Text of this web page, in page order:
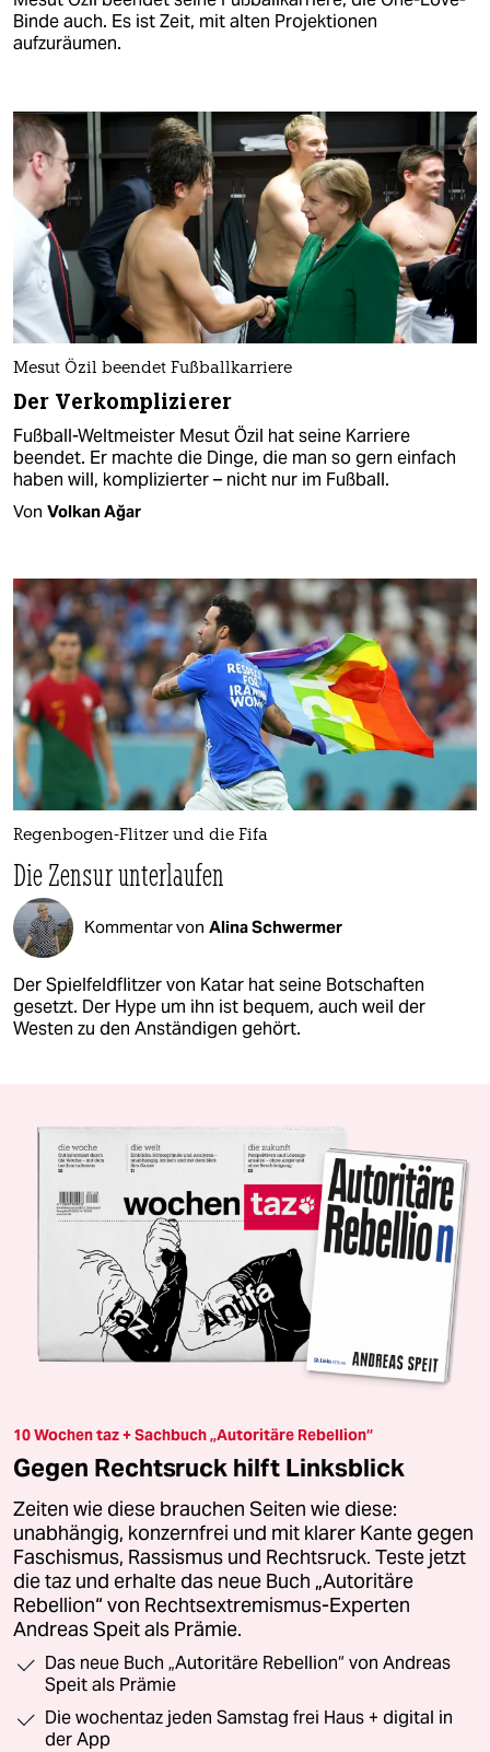
Binde auch. Es ist Zeit, mit alten Projektionen
aufzuräumen.
Mesut Özil beendet Fußballkarriere
Der Verkomplizierer
Fußball-Weltmeister Mesut Özil hat seine Karriere
beendet. Er machte die Dinge, die man so gern einfach
haben will, komplizierter – nicht nur im Fußball.
Von Volkan Ağar
Regenbogen-Flitzer und die Fifa
Die Zensur unterlaufen
Kommentar von Alina Schwermer
Der Spielfeldflitzer von Katar hat seine Botschaften
gesetzt. Der Hype um ihn ist bequem, auch weil der
Westen zu den Anständigen gehört.
10 Wochen taz + Sachbuch „Autoritäre Rebellion“
Gegen Rechtsruck hilft Linksblick
Zeiten wie diese brauchen Seiten wie diese:
unabhängig, konzernfrei und mit klarer Kante gegen
Faschismus, Rassismus und Rechtsruck. Teste jetzt
die taz und erhalte das neue Buch „Autoritäre
Rebellion“ von Rechtsextremismus-Experten
Andreas Speit als Prämie.
Das neue Buch „Autoritäre Rebellion“ von Andreas
Speit als Prämie
Die wochentaz jeden Samstag frei Haus + digital in
der App